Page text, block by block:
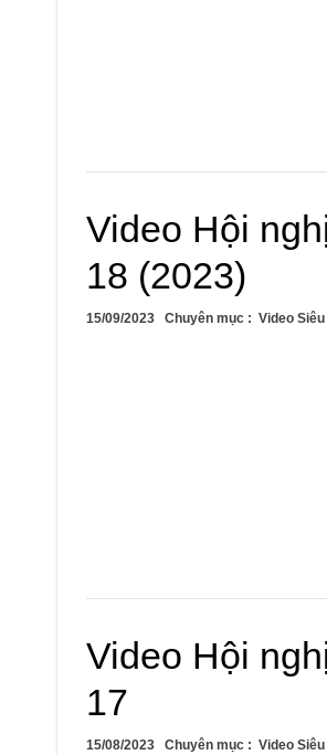
Video Hội
18 (2023)
15/09/2023 Chuyên mục : Video
Video Hội
17
15/08/2023 Chuyên mục : Video